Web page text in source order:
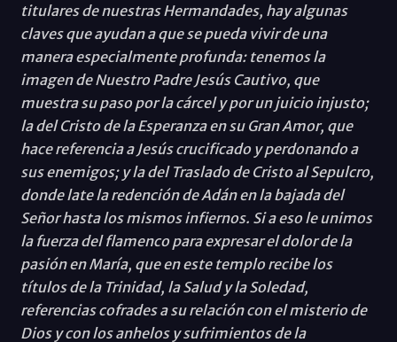
titulares de nuestras Hermandades, hay algunas
claves que ayudan a que se pueda vivir de una
manera especialmente profunda: tenemos la
imagen de Nuestro Padre Jesús Cautivo, que
muestra su paso por la cárcel y por un juicio injusto;
la del Cristo de la Esperanza en su Gran Amor, que
hace referencia a Jesús crucificado y perdonando a
sus enemigos; y la del Traslado de Cristo al Sepulcro,
donde late la redención de Adán en la bajada del
Señor hasta los mismos infiernos. Si a eso le unimos
la fuerza del flamenco para expresar el dolor de la
pasión en María, que en este templo recibe los
títulos de la Trinidad, la Salud y la Soledad,
referencias cofrades a su relación con el misterio de
Dios y con los anhelos y sufrimientos de la